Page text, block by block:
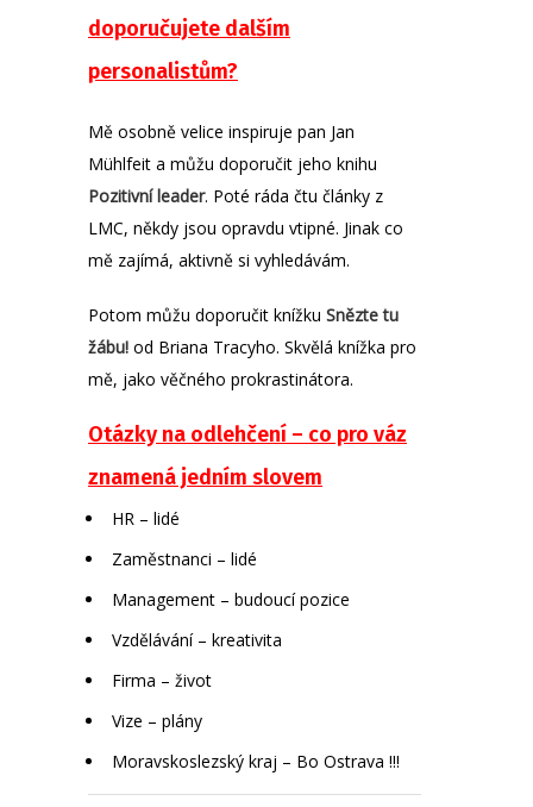
doporučujete dalším
personalistům?
Mě osobně velice inspiruje pan Jan
Mühlfeit a můžu doporučit jeho knihu
Pozitivní leader. Poté ráda čtu články z
LMC, někdy jsou opravdu vtipné. Jinak co
mě zajímá, aktivně si vyhledávám.
Potom můžu doporučit knížku Snězte tu
žábu! od Briana Tracyho. Skvělá knížka pro
mě, jako věčného prokrastinátora.
Otázky na odlehčení – co pro váz
znamená jedním slovem
HR – lidé
Zaměstnanci – lidé
Management – budoucí pozice
Vzdělávání – kreativita
Firma – život
Vize – plány
Moravskoslezský kraj – Bo Ostrava !!!